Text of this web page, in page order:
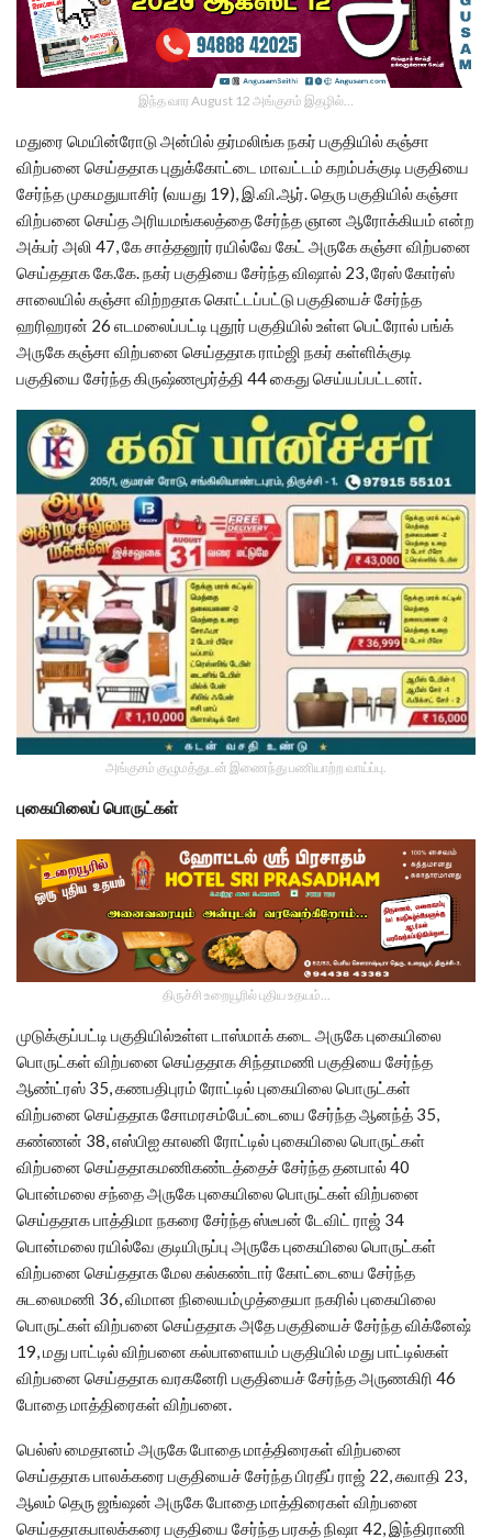
இந்த வார August 12 அங்குசம் இதழில்…
மதுரை மெயின்ரோடு அன்பில் தர்மலிங்க நகர் பகுதியில் கஞ்சா
விற்பனை செய்ததாக புதுக்கோட்டை மாவட்டம் கறம்பக்குடி பகுதியை
சேர்ந்த முகமதுயாசிர் (வயது 19), இ.வி.ஆர். தெரு பகுதியில் கஞ்சா
விற்பனை செய்த அரியமங்கலத்தை சேர்ந்த ஞான ஆரோக்கியம் என்ற
அக்பர் அலி 47, கே சாத்தனூர் ரயில்வே கேட் அருகே கஞ்சா விற்பனை
செய்ததாக கே.கே. நகர் பகுதியை சேர்ந்த விஷால் 23, ரேஸ் கோர்ஸ்
சாலையில் கஞ்சா விற்றதாக கொட்டப்பட்டு பகுதியைச் சேர்ந்த
ஹரிஹரன் 26 எடமலைப்பட்டி புதூர் பகுதியில் உள்ள பெட்ரோல் பங்க்
அருகே கஞ்சா விற்பனை செய்ததாக ராம்ஜி நகர் கள்ளிக்குடி
பகுதியை சேர்ந்த கிருஷ்ணமூர்த்தி 44 கைது செய்யப்பட்டனா்.
அங்குசம் குழுமத்துடன் இணைந்து பணியாற்ற வாய்ப்பு.
புகையிலைப் பொருட்கள்
திருச்சி உறையூரில் புதிய உதயம்...
முடுக்குப்பட்டி பகுதியில்உள்ள டாஸ்மாக் கடை அருகே புகையிலை
பொருட்கள் விற்பனை செய்ததாக சிந்தாமணி பகுதியை சேர்ந்த
ஆண்ட்ரஸ் 35, கணபதிபுரம் ரோட்டில் புகையிலை பொருட்கள்
விற்பனை செய்ததாக சோமரசம்பேட்டையை சேர்ந்த ஆனந்த் 35,
கண்ணன் 38, எஸ்பிஐ காலனி ரோட்டில் புகையிலை பொருட்கள்
விற்பனை செய்ததாகமணிகண்டத்தைச் சேர்ந்த தனபால் 40
பொன்மலை சந்தை அருகே புகையிலை பொருட்கள் விற்பனை
செய்ததாக பாத்திமா நகரை சேர்ந்த ஸ்டீபன் டேவிட் ராஜ் 34
பொன்மலை ரயில்வே குடியிருப்பு அருகே புகையிலை பொருட்கள்
விற்பனை செய்ததாக மேல கல்கண்டார் கோட்டையை சேர்ந்த
சுடலைமணி 36, விமான நிலையம்முத்தையா நகரில் புகையிலை
பொருட்கள் விற்பனை செய்ததாக அதே பகுதியைச் சேர்ந்த விக்னேஷ்
19, மது பாட்டில் விற்பனை கல்பாளையம் பகுதியில் மது பாட்டில்கள்
விற்பனை செய்ததாக வரகனேரி பகுதியைச் சேர்ந்த அருணகிரி 46
போதை மாத்திரைகள் விற்பனை.
பெல்ஸ் மைதானம் அருகே போதை மாத்திரைகள் விற்பனை
செய்ததாக பாலக்கரை பகுதியைச் சேர்ந்த பிரதீப் ராஜ் 22, சுவாதி 23,
ஆலம் தெரு ஜங்ஷன் அருகே போதை மாத்திரைகள் விற்பனை
செய்ததாகபாலக்கரை பகுதியை சேர்ந்த பரகத் நிஷா 42, இந்திராணி